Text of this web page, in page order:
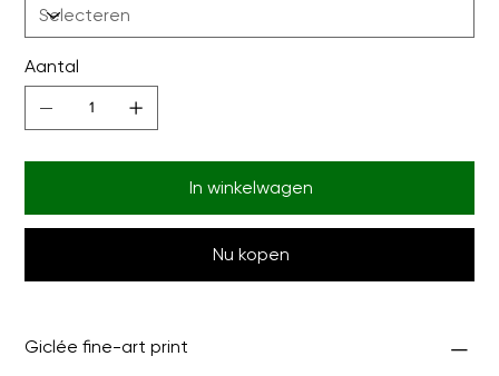
Aantal
In winkelwagen
Nu kopen
Giclée fine-art print